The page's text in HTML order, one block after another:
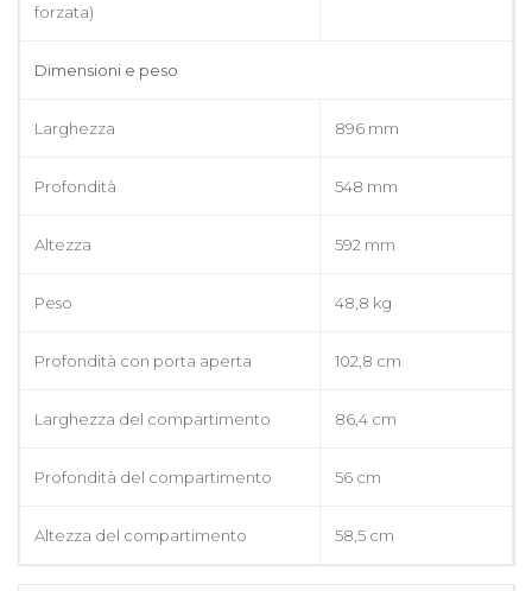
forzata)
Dimensioni e peso
Larghezza 896 mm
Profondità 548 mm
Altezza 592 mm
Peso 48,8 kg
Profondità con porta aperta 102,8 cm
Larghezza del compartimento 86,4 cm
Profondità del compartimento 56 cm
Altezza del compartimento 58,5 cm